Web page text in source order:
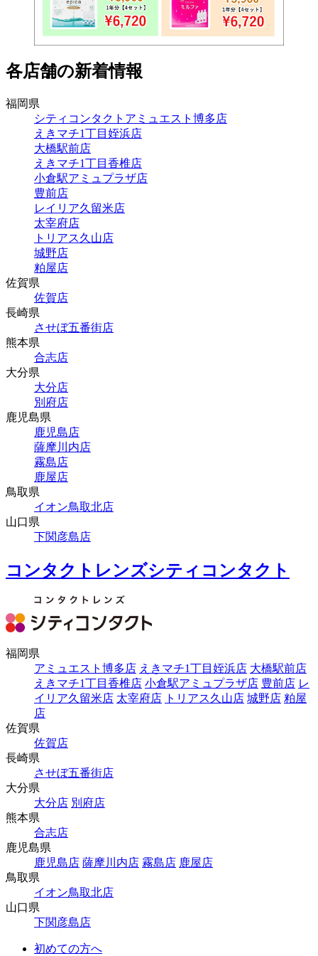
各店舗の新着情報
福岡県
シティコンタクトアミュエスト博多店
えきマチ1丁目姪浜店
大橋駅前店
えきマチ1丁目香椎店
小倉駅アミュプラザ店
豊前店
レイリア久留米店
太宰府店
トリアス久山店
城野店
粕屋店
佐賀県
佐賀店
長崎県
させぼ五番街店
熊本県
合志店
大分県
大分店
別府店
鹿児島県
鹿児島店
薩摩川内店
霧島店
鹿屋店
鳥取県
イオン鳥取北店
山口県
下関彦島店
コンタクトレンズシティコンタクト
福岡県
アミュエスト博多店 えきマチ1丁目姪浜店 大橋駅前店
えきマチ1丁目香椎店 小倉駅アミュプラザ店 豊前店 レ
イリア久留米店 太宰府店 トリアス久山店 城野店 粕屋
店
佐賀県
佐賀店
長崎県
させぼ五番街店
大分県
大分店 別府店
熊本県
合志店
鹿児島県
鹿児島店 薩摩川内店 霧島店 鹿屋店
鳥取県
イオン鳥取北店
山口県
下関彦島店
初めての方へ